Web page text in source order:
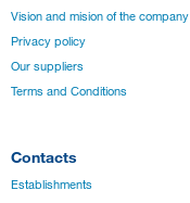
Vision and mision of the company
Privacy policy
Our suppliers
Terms and Conditions
Contacts
Establishments